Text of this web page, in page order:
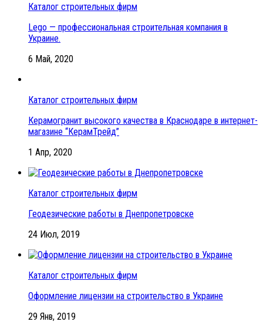
Каталог строительных фирм
Lego — профессиональная строительная компания в
Украине.
6 Май, 2020
Каталог строительных фирм
Керамогранит высокого качества в Краснодаре в интернет-
магазине “КерамТрейд”
1 Апр, 2020
Каталог строительных фирм
Геодезические работы в Днепропетровске
24 Июл, 2019
Каталог строительных фирм
Оформление лицензии на строительство в Украине
29 Янв, 2019